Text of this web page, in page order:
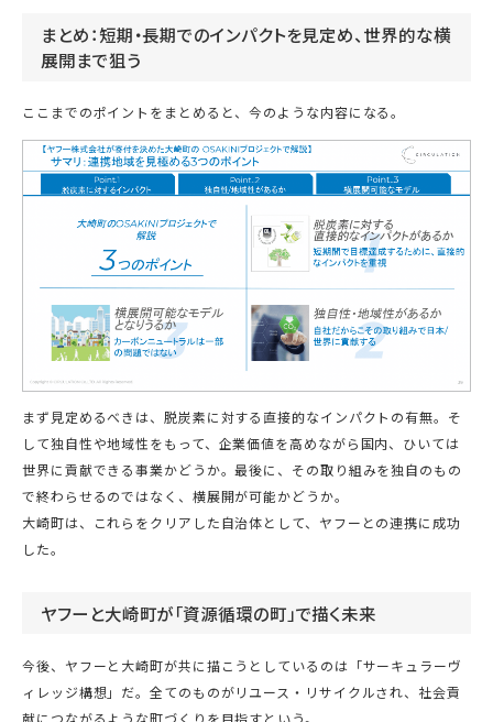
まとめ：短期・長期でのインパクトを見定め、世界的な横
展開まで狙う
ここまでのポイントをまとめると、今のような内容になる。
まず見定めるべきは、脱炭素に対する直接的なインパクトの有無。そ
して独自性や地域性をもって、企業価値を高めながら国内、ひいては
世界に貢献できる事業かどうか。最後に、その取り組みを独自のもの
で終わらせるのではなく、横展開が可能かどうか。
大崎町は、これらをクリアした自治体として、ヤフーとの連携に成功
した。
ヤフーと大崎町が「資源循環の町」で描く未来
今後、ヤフーと大崎町が共に描こうとしているのは「サーキュラーヴ
ィレッジ構想」だ。全てのものがリユース・リサイクルされ、社会貢